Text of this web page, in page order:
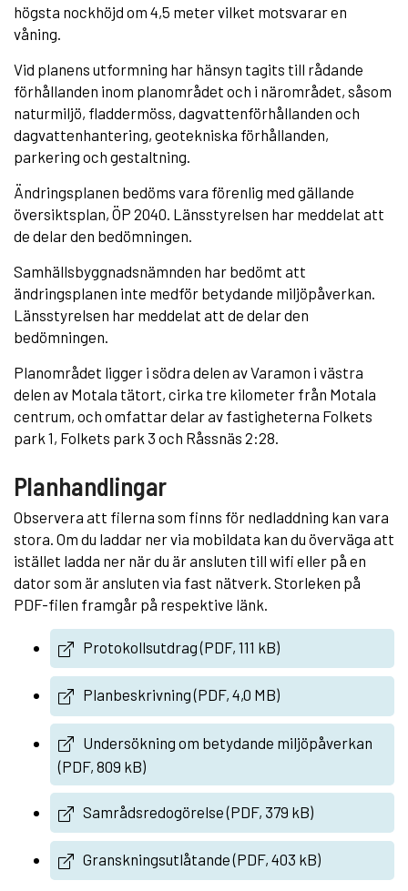
högsta nockhöjd om 4,5 meter vilket motsvarar en
våning.
Vid planens utformning har hänsyn tagits till rådande
förhållanden inom planområdet och i närområdet, såsom
naturmiljö, fladdermöss, dagvattenförhållanden och
dagvattenhantering, geotekniska förhållanden,
parkering och gestaltning.
Ändringsplanen bedöms vara förenlig med gällande
översiktsplan, ÖP 2040. Länsstyrelsen har meddelat att
de delar den bedömningen.
Samhällsbyggnadsnämnden har bedömt att
ändringsplanen inte medför betydande miljöpåverkan.
Länsstyrelsen har meddelat att de delar den
bedömningen.
Planområdet ligger i södra delen av Varamon i västra
delen av Motala tätort, cirka tre kilometer från Motala
centrum, och omfattar delar av fastigheterna Folkets
park 1, Folkets park 3 och Råssnäs 2:28.
Planhandlingar
Observera att filerna som finns för nedladdning kan vara
stora. Om du laddar ner via mobildata kan du överväga att
istället ladda ner när du är ansluten till wifi eller på en
dator som är ansluten via fast nätverk. Storleken på
PDF-filen framgår på respektive länk.
Protokollsutdrag (PDF, 111 kB)
Planbeskrivning (PDF, 4,0 MB)
Undersökning om betydande miljöpåverkan
(PDF, 809 kB)
Samrådsredogörelse (PDF, 379 kB)
Granskningsutlåtande (PDF, 403 kB)